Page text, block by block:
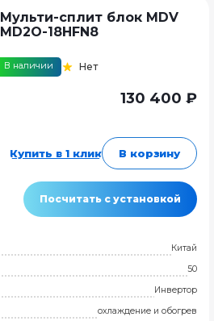
Мульти-сплит блок MDV
MD2O-18HFN8
В наличии Нет
130 400 ₽
Купить в 1 клик В корзину
Посчитать с установкой
Китай
50
Инвертор
охлаждение и обогрев